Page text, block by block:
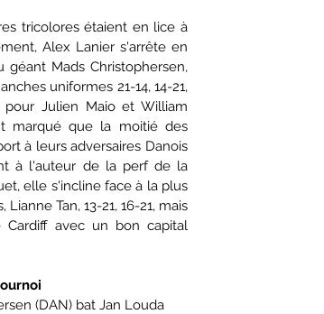
tricolores étaient en lice à
Alex Lanier s'arrête en
géant Mads Christophersen,
uniformes 21-14, 14-21,
pour Julien Maio et William
marqué que la moitié des
à leurs adversaires Danois
à l'auteur de la perf de la
elle s'incline face à la plus
Lianne Tan, 13-21, 16-21, mais
Cardiff avec un bon capital
(DAN) bat Jan Louda